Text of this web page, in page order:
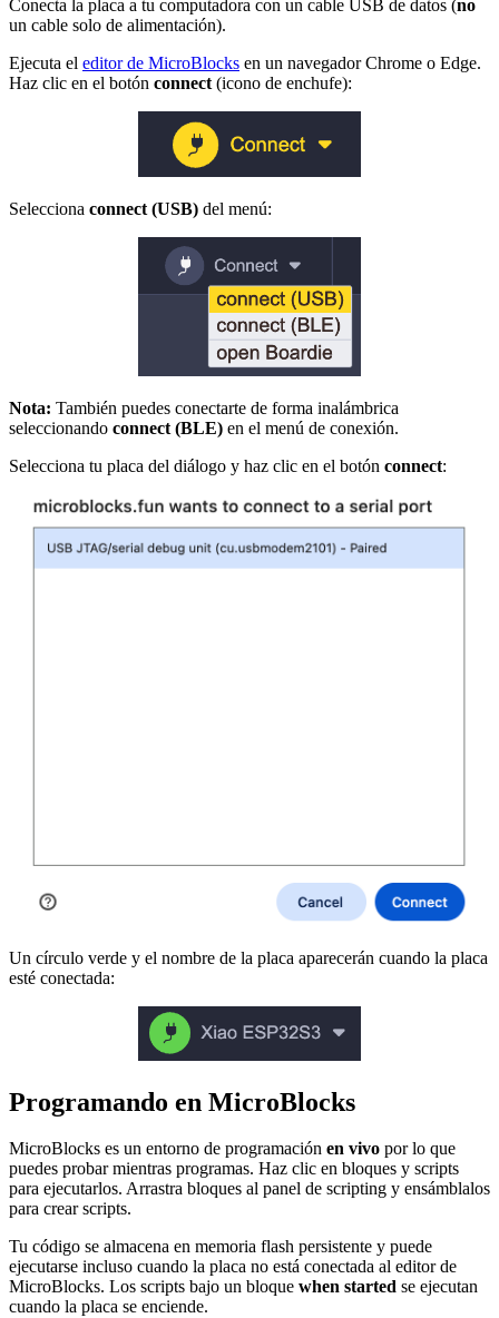
Conecta la placa a tu computadora con un cable USB de datos (no
un cable solo de alimentación).
Ejecuta el editor de MicroBlocks en un navegador Chrome o Edge.
Haz clic en el botón connect (icono de enchufe):
Selecciona connect (USB) del menú:
Nota: También puedes conectarte de forma inalámbrica
seleccionando connect (BLE) en el menú de conexión.
Selecciona tu placa del diálogo y haz clic en el botón connect:
Un círculo verde y el nombre de la placa aparecerán cuando la placa
esté conectada:
Programando en MicroBlocks
MicroBlocks es un entorno de programación en vivo por lo que
puedes probar mientras programas. Haz clic en bloques y scripts
para ejecutarlos. Arrastra bloques al panel de scripting y ensámblalos
para crear scripts.
Tu código se almacena en memoria flash persistente y puede
ejecutarse incluso cuando la placa no está conectada al editor de
MicroBlocks. Los scripts bajo un bloque when started se ejecutan
cuando la placa se enciende.